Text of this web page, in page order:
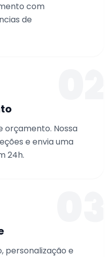
com
de
orçamento. Nossa
e envia uma
24h.
personalização e